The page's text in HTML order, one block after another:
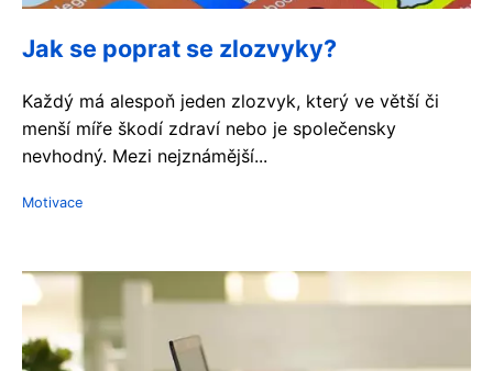
Jak se poprat se zlozvyky?
Každý má alespoň jeden zlozvyk, který ve větší či
menší míře škodí zdraví nebo je společensky
nevhodný. Mezi nejznámější...
Motivace